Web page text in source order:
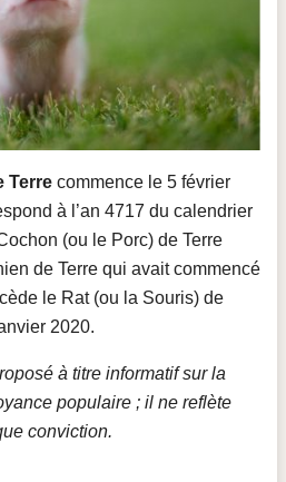
Terre commence le 5 février
à l’an 4717 du calendrier
(ou le Porc) de Terre
de Terre qui avait commencé
le Rat (ou la Souris) de
2020.
à titre informatif sur la
populaire ; il ne reflète
conviction.